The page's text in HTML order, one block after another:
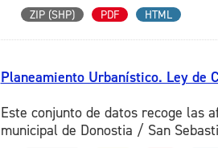
ZIP (SHP) PDF HTML
Planeamiento Urbanístico. Ley de
Este conjunto de datos recoge las
municipal de Donostia / San